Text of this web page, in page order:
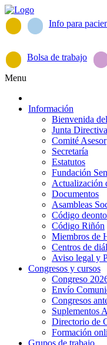
Info para
Bolsa de trabajo
Menu
Información
Bienvenida
Junta Directiva
Comité Asesor
Secretaría
Estatutos
Fundación
Actualización
Documentos
Asambleas
Código
Código Riñón
Miembros de
Centros de
Aviso legal y
Congresos y cursos
Congreso
Envío
Congresos
Suplementos
Directorio de
Formación
Grupos de trabajo